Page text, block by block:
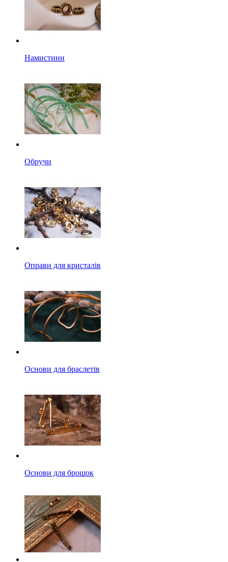
Намистини
Обручи
Оправи для кристалів
Основи для браслетів
Основи для брошок